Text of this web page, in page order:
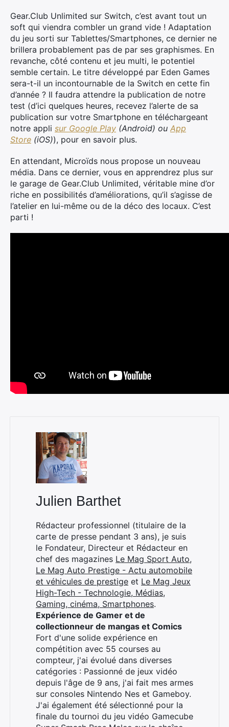
Gear.Club Unlimited sur Switch, c’est avant tout un
soft qui viendra combler un grand vide ! Adaptation
du jeu sorti sur Tablettes/Smartphones, ce dernier ne
brillera probablement pas de par ses graphismes. En
revanche, côté contenu et jeu multi, le potentiel
semble certain. Le titre développé par Eden Games
sera-t-il un incontournable de la Switch en cette fin
d’année ? Il faudra attendre la publication de notre
test (d’ici quelques heures, recevez l’alerte de sa
publication sur votre Smartphone en téléchargeant
notre appli sur Google Play (Android) ou App
Store (iOS)), pour en savoir plus.
En attendant, Microïds nous propose un nouveau
média. Dans ce dernier, vous en apprendrez plus sur
le garage de Gear.Club Unlimited, véritable mine d’or
riche en possibilités d’améliorations, qu’il s’agisse de
l’atelier en lui-même ou de la déco des locaux. C’est
parti !
Julien Barthet
Rédacteur professionnel (titulaire de la
carte de presse pendant 3 ans), je suis
le Fondateur, Directeur et Rédacteur en
chef des magazines Le Mag Sport Auto,
Le Mag Auto Prestige - Actu automobile
et véhicules de prestige et Le Mag Jeux
High-Tech - Technologie, Médias,
Gaming, cinéma, Smartphones.
Expérience de Gamer et de
collectionneur de mangas et Comics
Fort d'une solide expérience en
compétition avec 55 courses au
compteur, j'ai évolué dans diverses
catégories : Passionné de jeux vidéo
depuis l'âge de 9 ans, j'ai fait mes armes
sur consoles Nintendo Nes et Gameboy.
J'ai également été sélectionné pour la
finale du tournoi du jeu vidéo Gamecube